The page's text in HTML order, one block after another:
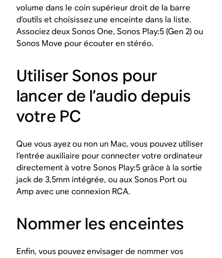
volume dans le coin supérieur droit de la barre
d’outils et choisissez une enceinte dans la liste.
Associez deux Sonos One, Sonos Play:5 (Gen 2) ou
Sonos Move pour écouter en stéréo.
Utiliser Sonos pour
lancer de l’audio depuis
votre PC
Que vous ayez ou non un Mac, vous pouvez utiliser
l’entrée auxiliaire pour connecter votre ordinateur
directement à votre Sonos Play:5 grâce à la sortie
jack de 3,5mm intégrée, ou aux Sonos Port ou
Amp avec une connexion RCA.
Nommer les enceintes
Enfin, vous pouvez envisager de nommer vos